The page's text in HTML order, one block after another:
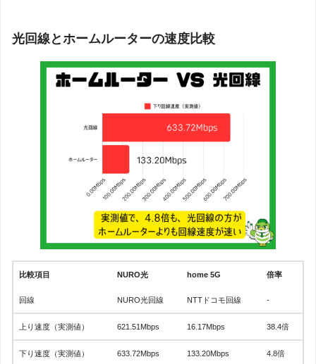
光回線とホームルーターの速度比較
比較項目 NURO光 home 5G 倍率
回線 NURO光回線 NTTドコモ回線 -
上り速度（実測値） 621.51Mbps 16.17Mbps 38.4倍
下り速度（実測値） 633.72Mbps 133.20Mbps 4.8倍